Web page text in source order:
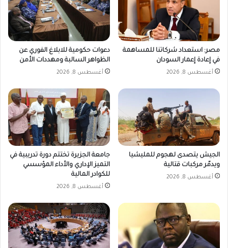
مصر: استعداد شركاتنا للمساهمة
في إعادة إعمار السودان
أغسطس 8, 2026
دعوات حكومية للابلاغ الفوري عن
الظواهر السالبة ومهددات الأمن
أغسطس 8, 2026
الجيش يتصدى لهجوم للمليشيا
ويدمّر مركبات قتالية
أغسطس 8, 2026
جامعة الجزيرة تختتم دورة تدريبية في
التميز الإداري والأداء المؤسسي
للكوادر المالية
أغسطس 8, 2026